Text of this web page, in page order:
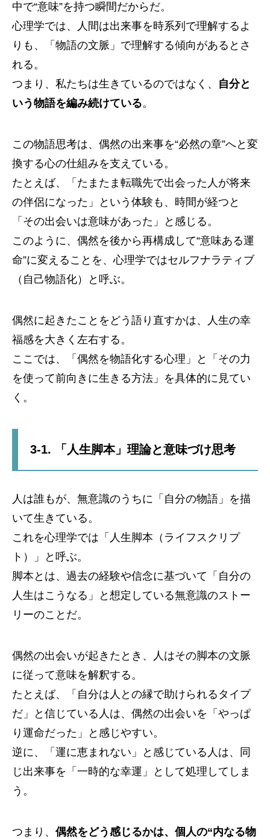
中で“意味”を持つ瞬間だからだ。
心理学では、人間は出来事を時系列で理解するよ
りも、「物語の文脈」で理解する傾向があるとさ
れる。
つまり、私たちは生きているのではなく、 自分と
いう物語を編み続けている。
この物語思考は、偶然の出来事を“必然の章”へと変
換する心の仕組みを支えている。
たとえば、「たまたま転職先で出会った人が将来
の伴侶になった」という体験も、時間が経つと
「その出会いは意味があった」と感じる。
このように、偶然を後から再構成して“意味ある運
命”に変えることを、心理学ではセルフナラティブ
（自己物語化）と呼ぶ。
偶然に起きたことをどう語り直すかは、人生の幸
福感を大きく左右する。
ここでは、「偶然を物語化する心理」と「その力
を使って前向きに生きる方法」を具体的に見てい
く。
3-1. 「人生脚本」理論と意味づけ思考
人は誰もが、無意識のうちに「自分の物語」を描
いて生きている。
これを心理学では「人生脚本（ライフスクリプ
ト）」と呼ぶ。
脚本とは、過去の経験や信念に基づいて「自分の
人生はこうなる」と想定している無意識のストー
リーのことだ。
偶然の出会いが起きたとき、人はその脚本の文脈
に従って意味を解釈する。
たとえば、「自分は人との縁で助けられるタイプ
だ」と信じている人は、偶然の出会いを「やっぱ
り運命だった」と感じやすい。
逆に、「運に恵まれない」と感じている人は、同
じ出来事を「一時的な幸運」として処理してしま
う。
つまり、 偶然をどう感じるかは、個人の“内なる物